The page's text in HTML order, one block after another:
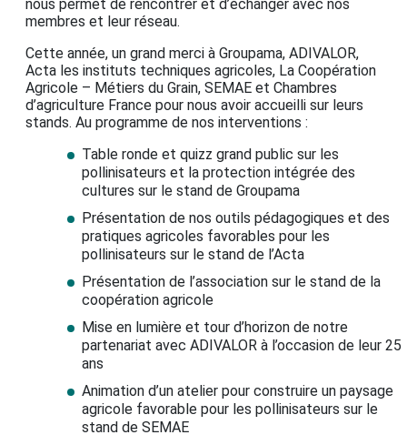
nous permet de rencontrer et d’échanger avec nos
membres et leur réseau.
Cette année, un grand merci à Groupama, ADIVALOR,
Acta les instituts techniques agricoles, La Coopération
Agricole – Métiers du Grain, SEMAE et Chambres
d’agriculture France pour nous avoir accueilli sur leurs
stands. Au programme de nos interventions :
Table ronde et quizz grand public sur les
pollinisateurs et la protection intégrée des
cultures sur le stand de Groupama
Présentation de nos outils pédagogiques et des
pratiques agricoles favorables pour les
pollinisateurs sur le stand de l’Acta
Présentation de l’association sur le stand de la
coopération agricole
Mise en lumière et tour d’horizon de notre
partenariat avec ADIVALOR à l’occasion de leur 25
ans
Animation d’un atelier pour construire un paysage
agricole favorable pour les pollinisateurs sur le
stand de SEMAE